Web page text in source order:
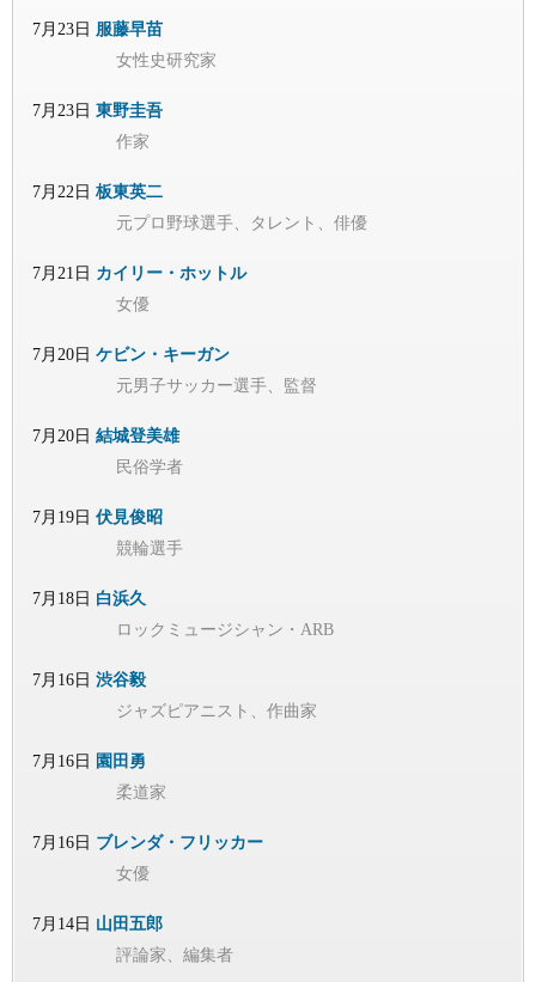
7月23日 服藤早苗
女性史研究家
7月23日 東野圭吾
作家
7月22日 板東英二
元プロ野球選手、タレント、俳優
7月21日 カイリー・ホットル
女優
7月20日 ケビン・キーガン
元男子サッカー選手、監督
7月20日 結城登美雄
民俗学者
7月19日 伏見俊昭
競輪選手
7月18日 白浜久
ロックミュージシャン・ARB
7月16日 渋谷毅
ジャズピアニスト、作曲家
7月16日 園田勇
柔道家
7月16日 ブレンダ・フリッカー
女優
7月14日 山田五郎
評論家、編集者